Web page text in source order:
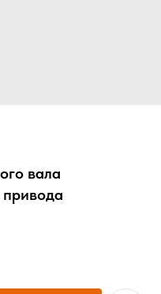
вала
привода